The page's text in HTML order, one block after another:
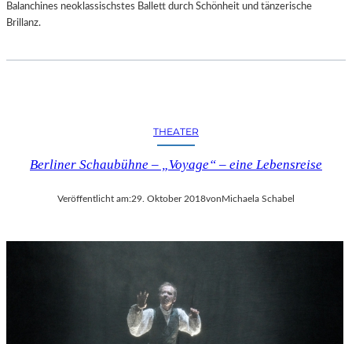
Balanchines neoklassischstes Ballett durch Schönheit und tänzerische
Brillanz.
THEATER
Berliner Schaubühne – „Voyage“ – eine Lebensreise
Veröffentlicht am:29. Oktober 2018von Michaela Schabel